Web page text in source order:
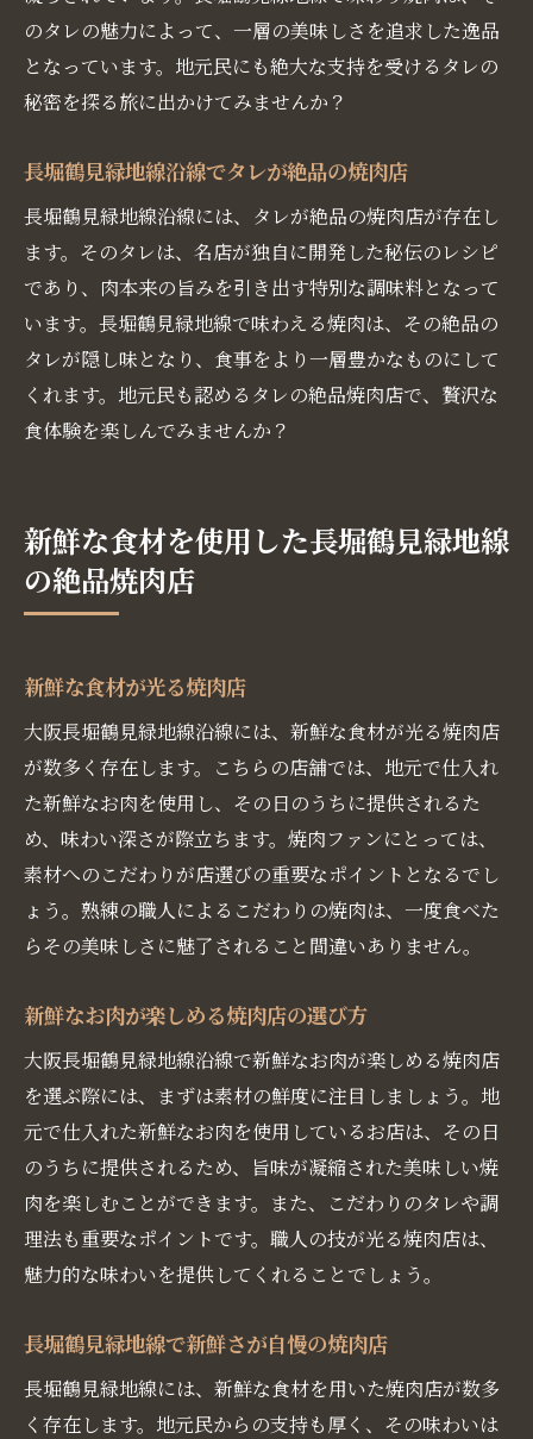
のタレの魅力によって、一層の美味しさを追求した逸品
となっています。地元民にも絶大な支持を受けるタレの
秘密を探る旅に出かけてみませんか？
長堀鶴見緑地線沿線でタレが絶品の焼肉店
長堀鶴見緑地線沿線には、タレが絶品の焼肉店が存在し
ます。そのタレは、名店が独自に開発した秘伝のレシピ
であり、肉本来の旨みを引き出す特別な調味料となって
います。長堀鶴見緑地線で味わえる焼肉は、その絶品の
タレが隠し味となり、食事をより一層豊かなものにして
くれます。地元民も認めるタレの絶品焼肉店で、贅沢な
食体験を楽しんでみませんか？
新鮮な食材を使用した長堀鶴見緑地線
の絶品焼肉店
新鮮な食材が光る焼肉店
大阪長堀鶴見緑地線沿線には、新鮮な食材が光る焼肉店
が数多く存在します。こちらの店舗では、地元で仕入れ
た新鮮なお肉を使用し、その日のうちに提供されるた
め、味わい深さが際立ちます。焼肉ファンにとっては、
素材へのこだわりが店選びの重要なポイントとなるでし
ょう。熟練の職人によるこだわりの焼肉は、一度食べた
らその美味しさに魅了されること間違いありません。
新鮮なお肉が楽しめる焼肉店の選び方
大阪長堀鶴見緑地線沿線で新鮮なお肉が楽しめる焼肉店
を選ぶ際には、まずは素材の鮮度に注目しましょう。地
元で仕入れた新鮮なお肉を使用しているお店は、その日
のうちに提供されるため、旨味が凝縮された美味しい焼
肉を楽しむことができます。また、こだわりのタレや調
理法も重要なポイントです。職人の技が光る焼肉店は、
魅力的な味わいを提供してくれることでしょう。
長堀鶴見緑地線で新鮮さが自慢の焼肉店
長堀鶴見緑地線には、新鮮な食材を用いた焼肉店が数多
く存在します。地元民からの支持も厚く、その味わいは